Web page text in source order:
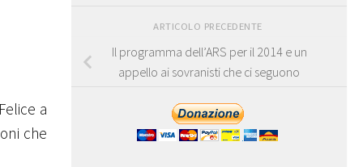
a
che
ARTICOLO PRECEDENTE
Il programma dell’ARS per il 2014 e un
appello ai sovranisti che ci seguono